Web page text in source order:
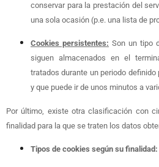
conservar para la prestación del
una sola ocasión (p.e. una lista de
Cookies persistentes: Son un tipo
siguen almacenados en el
tratados durante un periodo
y que puede ir de unos minutos a
Por último, existe otra clasificación con
finalidad para la que se traten los datos
Tipos de cookies según su finalidad: